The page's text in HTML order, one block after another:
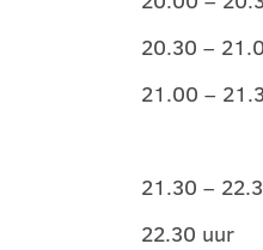
20.30 –
21.00 –
“Hoe
21.30 –
22.30